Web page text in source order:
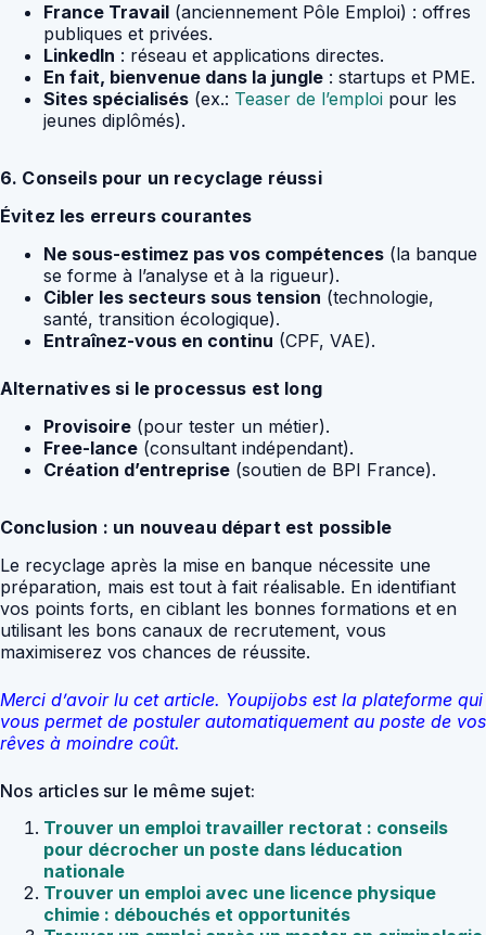
France Travail (anciennement Pôle Emploi) : offres
publiques et privées.
LinkedIn : réseau et applications directes.
En fait, bienvenue dans la jungle : startups et PME.
Sites spécialisés (ex.: Teaser de l’emploi pour les
jeunes diplômés).
6. Conseils pour un recyclage réussi
Évitez les erreurs courantes
Ne sous-estimez pas vos compétences (la banque
se forme à l’analyse et à la rigueur).
Cibler les secteurs sous tension (technologie,
santé, transition écologique).
Entraînez-vous en continu (CPF, VAE).
Alternatives si le processus est long
Provisoire (pour tester un métier).
Free-lance (consultant indépendant).
Création d’entreprise (soutien de BPI France).
Conclusion : un nouveau départ est possible
Le recyclage après la mise en banque nécessite une
préparation, mais est tout à fait réalisable. En identifiant
vos points forts, en ciblant les bonnes formations et en
utilisant les bons canaux de recrutement, vous
maximiserez vos chances de réussite.
Merci d’avoir lu cet article. Youpijobs est la plateforme qui
vous permet de postuler automatiquement au poste de vos
rêves à moindre coût.
Nos articles sur le même sujet:
Trouver un emploi travailler rectorat : conseils
pour décrocher un poste dans léducation
nationale
Trouver un emploi avec une licence physique
chimie : débouchés et opportunités